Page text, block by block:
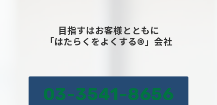
目指すはお客様とともに
「はたらくをよくする®」会社
03-3541-8656